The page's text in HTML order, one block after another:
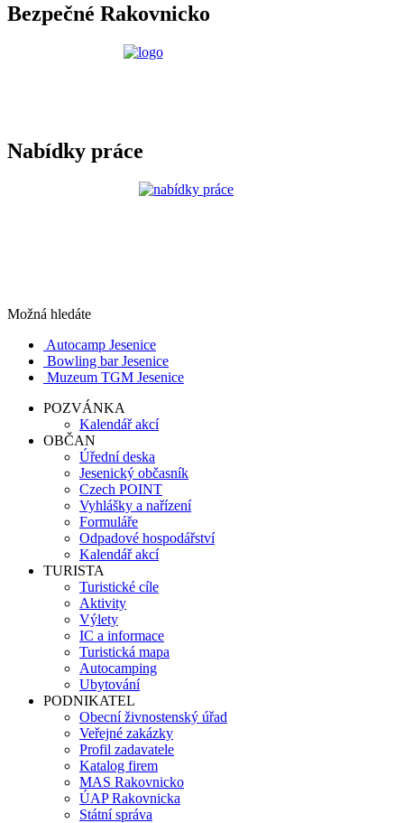
Bezpečné Rakovnicko
Nabídky práce
Možná hledáte
Autocamp Jesenice
Bowling bar Jesenice
Muzeum TGM Jesenice
POZVÁNKA
Kalendář akcí
OBČAN
Úřední deska
Jesenický občasník
Czech POINT
Vyhlášky a nařízení
Formuláře
Odpadové hospodářství
Kalendář akcí
TURISTA
Turistické cíle
Aktivity
Výlety
IC a informace
Turistická mapa
Autocamping
Ubytování
PODNIKATEL
Obecní živnostenský úřad
Veřejné zakázky
Profil zadavatele
Katalog firem
MAS Rakovnicko
ÚAP Rakovnicka
Státní správa